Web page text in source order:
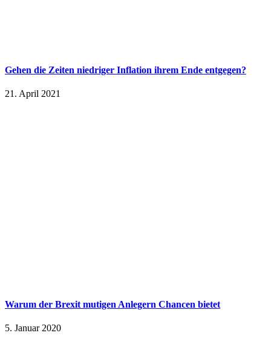
Gehen die Zeiten niedriger Inflation ihrem Ende entgegen?
21. April 2021
Warum der Brexit mutigen Anlegern Chancen bietet
5. Januar 2020